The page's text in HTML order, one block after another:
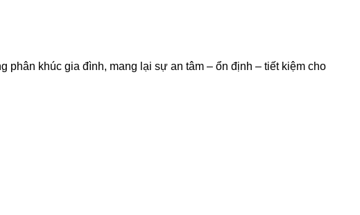
phân khúc gia đình, mang lại sự an tâm – ổn định – tiết kiệm cho